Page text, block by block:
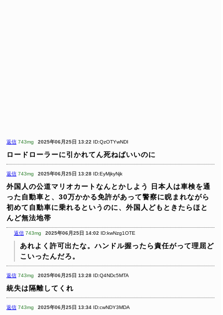
返信 743mg 2025年06月25日 13:22 ID:QzOTYwNDI
ロードローラーに引かれてん死ねばいいのに
返信 743mg 2025年06月25日 13:28 ID:EyMjkyNjk
外国人の公道マリオカートなんとかしよう
日本人は車検を通
った自動車と、30万かかる免許があって警察に睨まれながら
初めて自動車に乗れるというのに、外国人どもときたらほと
んど無法地帯
返信 743mg 2025年06月25日 14:02 ID:kwNzg1OTE
あれよく許可出たな。ハンドル握ったら責任がって理屈ど
こいったんだろ。
返信 743mg 2025年06月25日 13:28 ID:Q4NDc5MTA
統失は隔離してくれ
返信 743mg 2025年06月25日 13:34 ID:cwNDY3MDA